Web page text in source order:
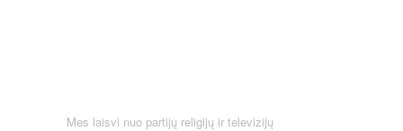
Mes laisvi nuo partijų religijų ir televizijų